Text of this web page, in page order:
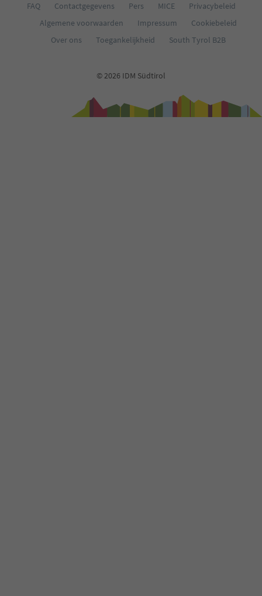
FAQ Contactgegevens Pers MICE
Privacybeleid
Algemene voorwaarden
Impressum
Cookiebeleid
Over ons
Toegankelijkheid South Tyrol B2B
© 2026 IDM Südtirol